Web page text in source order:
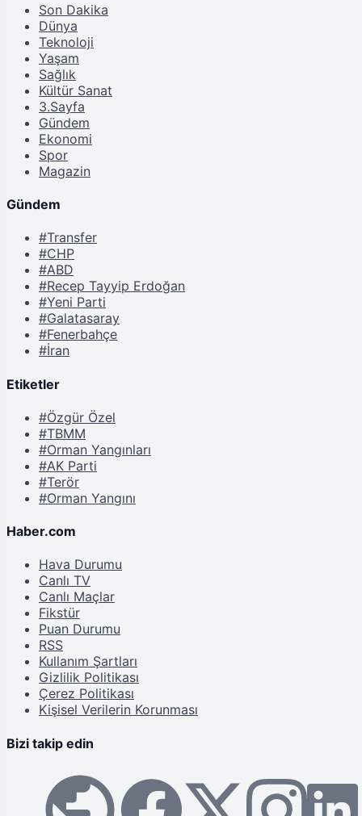
Son Dakika
Dünya
Teknoloji
Yaşam
Sağlık
Kültür Sanat
3.Sayfa
Gündem
Ekonomi
Spor
Magazin
Gündem
#Transfer
#CHP
#ABD
#Recep Tayyip Erdoğan
#Yeni Parti
#Galatasaray
#Fenerbahçe
#İran
Etiketler
#Özgür Özel
#TBMM
#Orman Yangınları
#AK Parti
#Terör
#Orman Yangını
Haber.com
Hava Durumu
Canlı TV
Canlı Maçlar
Fikstür
Puan Durumu
RSS
Kullanım Şartları
Gizlilik Politikası
Çerez Politikası
Kişisel Verilerin Korunması
Bizi takip edin